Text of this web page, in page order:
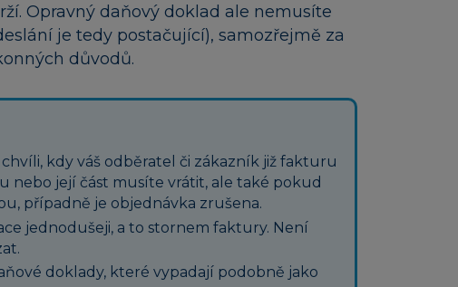
Opravný daňový doklad ale nemusíte
je tedy postačující), samozřejmě za
důvodů.
kdy váš odběratel či zákazník již fakturu
nebo její část musíte vrátit, ale také pokud
případně je objednávka zrušena.
jednodušeji, a to stornem faktury. Není
doklady, které vypadají podobně jako